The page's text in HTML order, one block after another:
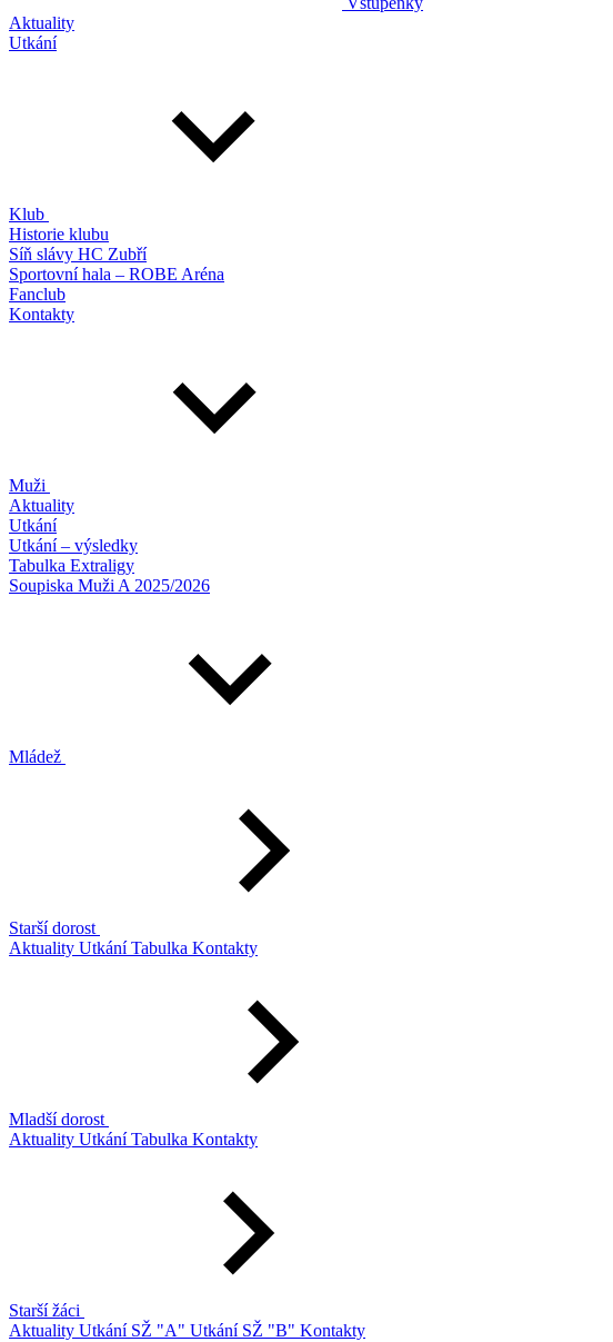
Aktuality
Utkání
Klub
Historie klubu
Síň slávy HC Zubří
Sportovní hala – ROBE Aréna
Fanclub
Kontakty
Muži
Aktuality
Utkání
Utkání – výsledky
Tabulka Extraligy
Soupiska Muži A 2025/2026
Mládež
Starší dorost
Aktuality UtkáníTabulka Kontakty
Mladší dorost
Aktuality UtkáníTabulka Kontakty
Starší žáci
Aktuality Utkání SŽ "A" Utkání SŽ "B" Kontakty